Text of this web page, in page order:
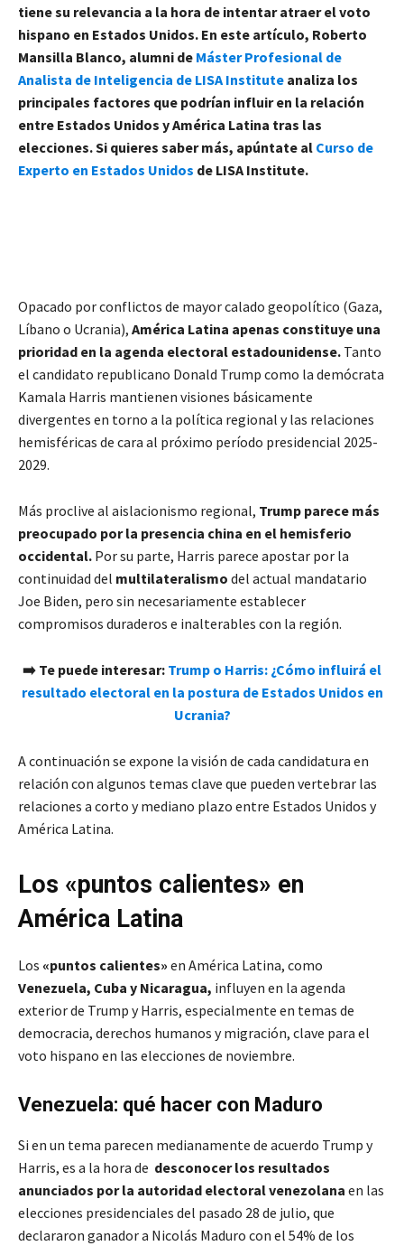
tiene su relevancia a la hora de intentar atraer el voto
hispano en Estados Unidos. En este artículo, Roberto
Mansilla Blanco, alumni de Máster Profesional de
Analista de Inteligencia de LISA Institute analiza los
principales factores que podrían influir en la relación
entre Estados Unidos y América Latina tras las
elecciones.Si quieres saber más, apúntate al Curso de
Experto en Estados Unidos de LISA Institute.
Opacado por conflictos de mayor calado geopolítico (Gaza,
Líbano o Ucrania), América Latina apenas constituye una
prioridad en la agenda electoral estadounidense. Tanto
el candidato republicano Donald Trump como la demócrata
Kamala Harris mantienen visiones básicamente
divergentes en torno a la política regional y las relaciones
hemisféricas de cara al próximo período presidencial 2025-
2029.
Más proclive al aislacionismo regional, Trump parece más
preocupado por la presencia china en el hemisferio
occidental. Por su parte, Harris parece apostar por la
continuidad del multilateralismo del actual mandatario
Joe Biden, pero sin necesariamente establecer
compromisos duraderos e inalterables con la región.
➡️ Te puede interesar: Trump o Harris: ¿Cómo influirá el
resultado electoral en la postura de Estados Unidos en
Ucrania?
A continuación se expone la visión de cada candidatura en
relación con algunos temas clave que pueden vertebrar las
relaciones a corto y mediano plazo entre Estados Unidos y
América Latina.
Los «puntos calientes» en
América Latina
Los «puntos calientes» en América Latina, como
Venezuela, Cuba y Nicaragua, influyen en la agenda
exterior de Trump y Harris, especialmente en temas de
democracia, derechos humanos y migración, clave para el
voto hispano en las elecciones de noviembre.
Venezuela: qué hacer con Maduro
Si en un tema parecen medianamente de acuerdo Trump y
Harris, es a la hora de desconocer los resultados
anunciados por la autoridad electoral venezolana en las
elecciones presidenciales del pasado 28 de julio, que
declararon ganador a Nicolás Maduro con el 54% de los